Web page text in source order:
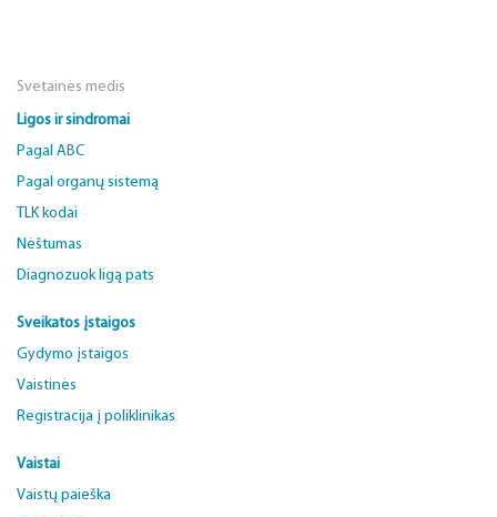
Svetainės medis
Ligos ir sindromai
Pagal ABC
Pagal organų sistemą
TLK kodai
Nėštumas
Diagnozuok ligą pats
Sveikatos įstaigos
Gydymo įstaigos
Vaistinės
Registracija į poliklinikas
Vaistai
Vaistų paieška